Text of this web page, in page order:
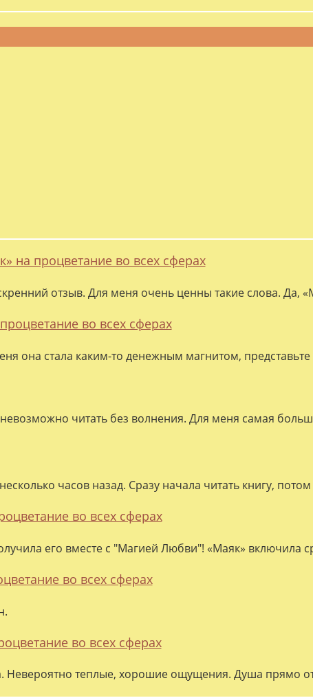
на процветание во всех сферах
отзыв. Для меня очень ценны такие слова. Да,
во всех сферах
она стала каким-то денежным магнитом,
читать без волнения. Для меня самая
часов назад. Сразу начала читать книгу,
во всех сферах
его вместе с "Магией Любви"! «Маяк» включила
во всех сферах
во всех сферах
теплые, хорошие ощущения. Душа прямо